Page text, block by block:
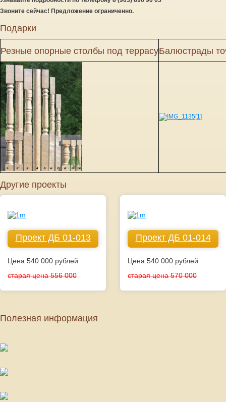
Звоните сейчас! Предложение ограниченно.
Подарки
Резные опорные столбы под террасуБалюстрады
Другие проекты
Проект ДБ 01-013
Цена 540 000 рублей
старая цена 556 000
Проект ДБ 01-014
Цена 540 000 рублей
старая цена 570 000
Полезная информация